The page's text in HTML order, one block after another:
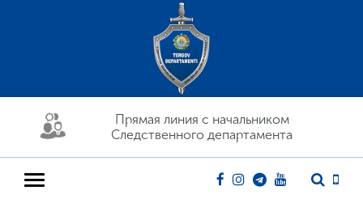
Прямая линия c начальником
Следственного департамента